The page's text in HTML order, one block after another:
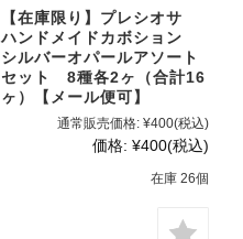
【在庫限り】プレシオサ
ハンドメイドカボション
シルバーオパールアソート
セット 8種各2ヶ（合計16
ヶ）【メール便可】
通常販売価格: ¥400(税込)
価格: ¥400(税込)
在庫 26個